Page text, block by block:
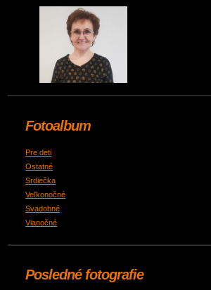
Fotoalbum
Pre deti
Ostatné
Srdiečka
Veľkonočné
Svadobné
Vianočné
Posledné fotografie